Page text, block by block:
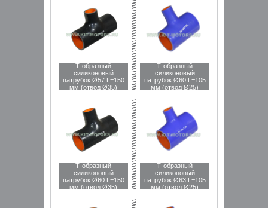
Т-образный
силиконовый
патрубок Ø57 L=150
мм (отвод Ø35)
Т-образный
силиконовый
патрубок Ø60 L=105
мм (отвод Ø25)
Т-образный
силиконовый
патрубок Ø60 L=150
мм (отвод Ø35)
Т-образный
силиконовый
патрубок Ø63 L=105
мм (отвод Ø25)